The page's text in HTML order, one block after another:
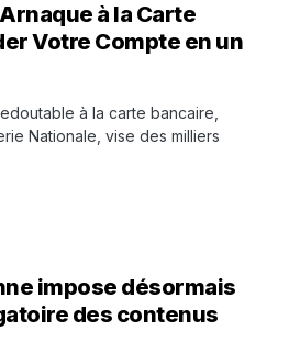
à la Carte
Votre Compte en un
à la carte bancaire,
Nationale, vise des milliers
impose désormais
des contenus